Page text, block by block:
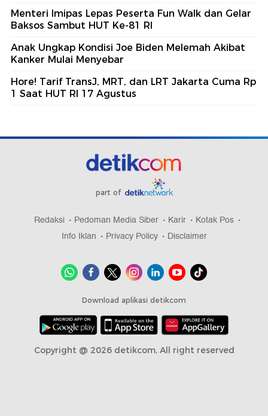
Menteri Imipas Lepas Peserta Fun Walk dan Gelar
Baksos Sambut HUT Ke-81 RI
Anak Ungkap Kondisi Joe Biden Melemah Akibat
Kanker Mulai Menyebar
Hore! Tarif TransJ, MRT, dan LRT Jakarta Cuma Rp
1 Saat HUT RI 17 Agustus
part of
Redaksi Pedoman Media Siber Karir
Kotak Pos
Info Iklan
Privacy Policy Disclaimer
Download aplikasi detikcom
Copyright @ 2026 detikcom, All right reserved